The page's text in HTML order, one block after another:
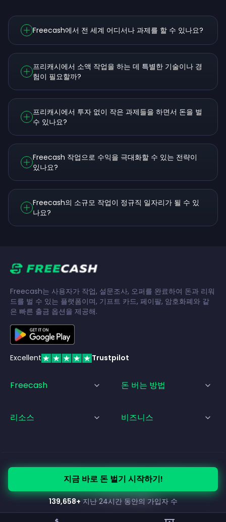
Freecash에서 전 세계 어디서나 과제를 할 수 있나요?
프리캐시에서 소액 작업을 하는 데 특별한 기술이나 경
험이 필요할까?
프리캐시에서 투자 없이 작은 과제들을 하면서 돈을 벌
수 있나요?
Freecash 작업으로 수익을 극대화할 수 있는 전략이
있나요?
Freecash의 소규모 작업이 정규직 일자리가 될 수 있
나요?
지금 바로 돈 벌기 시작하기!
139,658+ 지난 24시간 동안의 가입자 수
Freecash는 사용자가 작업, 설문조사, 오퍼를 완료하여 돈과 리워
드를 벌 수 있는 플랫폼이며, 기프트 카드, 페이팔, 암호화폐와 같
은 빠른 출금 옵션을 제공해.
Excellent Trustpilot
Freecash 돈 버는 방법
리소스 비즈니스
2026•서비스 약관•개인정보 처리방침
• 법적 고지